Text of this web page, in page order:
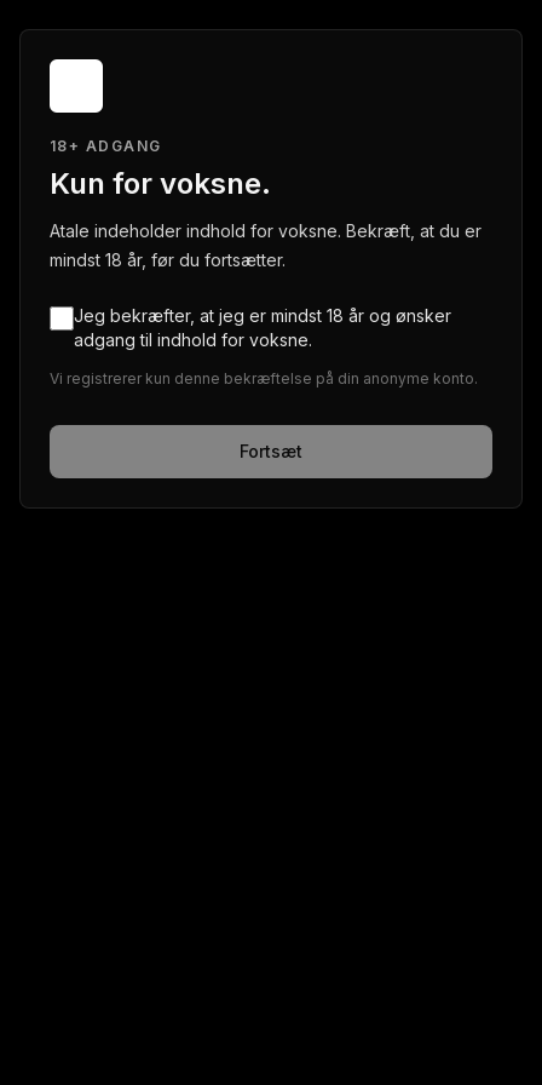
18+ ADGANG
Kun for voksne.
Atale indeholder indhold for voksne. Bekræft, at du er
mindst 18 år, før du fortsætter.
Jeg bekræfter, at jeg er mindst 18 år og ønsker
adgang til indhold for voksne.
Vi registrerer kun denne bekræftelse på din anonyme konto.
Fortsæt